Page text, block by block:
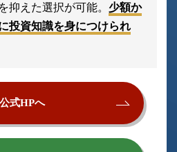
抑えた選択が可能。 少額か
投資知識を身につけられ
公式HPへ